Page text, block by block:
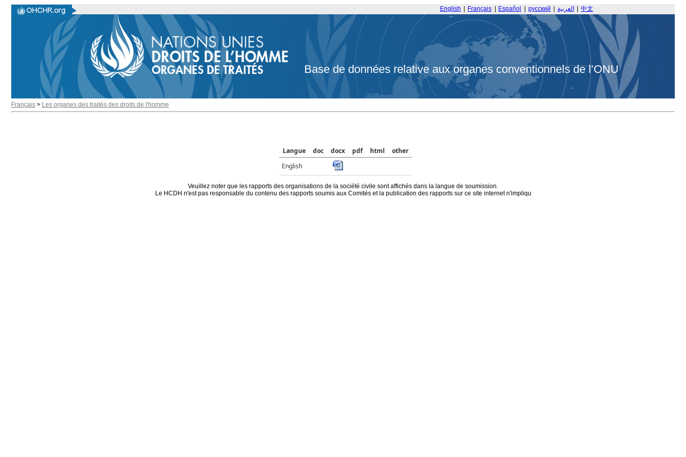
English Français Español русский العربية 中文
Base de données relative aux organes conventionnels de l’ONU
Français > Les organes des traités des droits de l'homme
Langue doc docx pdf html
other
English
Veuillez noter que les rapports des organisations de la société civile sont affichés dans la langue de soumission.
Le HCDH n'est pas responsable du contenu des rapports soumis aux Comités et la publication des rapports sur ce site internet n'impliqu